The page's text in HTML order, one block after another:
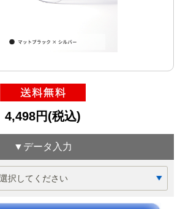
4,498円(税込)
▼データ入力